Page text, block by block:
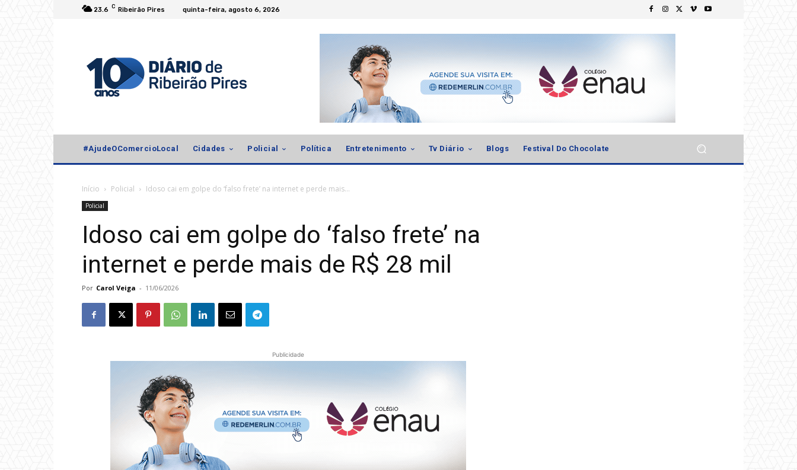
23.6 C Ribeirão Pires quinta-feira, agosto 6, 2026
#AjudeOComercioLocal Cidades Policial Política Entretenimento Tv Diário Blogs Festival Do Chocolate
Início Policial Idoso cai em golpe do ‘falso frete’ na internet e perde mais...
Policial
Idoso cai em golpe do ‘falso frete’ na
internet e perde mais de R$ 28 mil
Por Carol Veiga - 11/06/2026
Publicidade